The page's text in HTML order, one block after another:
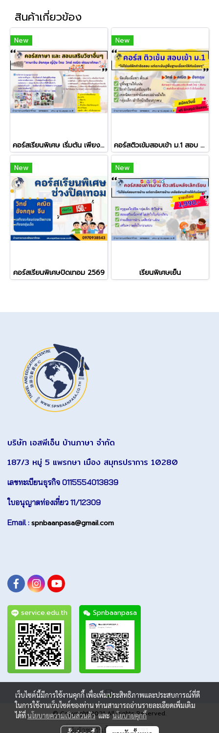
สินค้าเกี่ยวข้อง
New
คอร์สเรียนพิเศษ เริ่มต้น เพียง เดือนละ 500.-
New
คอร์สติวเข้มสอบเข้า ม.1 สอบ ONET
New
คอร์สเรียนพิเศษปิดเทอม 2569
New
เรียนพิเศษเย็น
บริษัท เอสพีเอ็น บ้านภาษา จำกัด
187/3 หมู่ 5 แพรกษา เมือง สมุทรปราการ 10280
เลขทะเบียนธุรกิจ 0115554013839
ใบอนุญาตท่องเที่ยว 11/12309
Email : spnbaanpasa@gmail.com
service.edu.th Spnbaanpasa
© Copyright 2021 All Rights Reserved.
ผู้เข้าชมวันนี้ 391
เว็บไซต์นี้มีการใช้งานคุกกี้ เพื่อเพิ่มประสิทธิภาพและประสบการณ์ที่ดี
ในการใช้งานเว็บไซต์ของท่าน ท่านสามารถอ่านรายละเอียดเพิ่มเติม
ได้ที่นโยบายความเป็นส่วนตัวและนโยบายคุกกี้